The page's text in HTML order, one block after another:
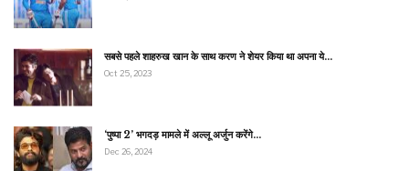
सबसे पहले शाहरुख खान के साथ करण ने शेयर किया था अपना ये…
Oct 25, 2023
‘पुष्पा 2’ भगदड़ मामले में अल्लू अर्जुन करेंगे…
Dec 26, 2024